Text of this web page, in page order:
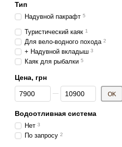
Тип
Надувной пакрафт 5
Туристический каяк 1
Для вело-водного похода 2
+ Надувной вкладыш 3
Каяк для рыбалки 5
Цена, грн
От Цена, грн
До Цена, грн
OK
Водоотливная система
Нет 3
По запросу 2